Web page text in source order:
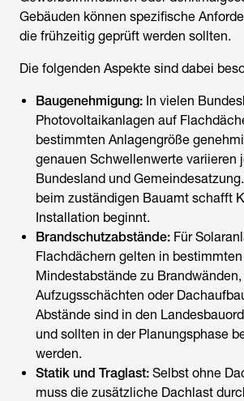
Gebäuden können spezifische
die frühzeitig geprüft werden sollten.
Die folgenden Aspekte sind dabei
Baugenehmigung: In vielen
Photovoltaikanlagen auf
bestimmten Anlagengröße
genauen Schwellenwerte variieren
Bundesland und
beim zuständigen Bauamt schafft
Installation beginnt.
Brandschutzabstände: Für
Flachdächern gelten in
Mindestabstände zu Brandwänden,
Aufzugsschächten oder
Abstände sind in den
und sollten in der Planungsphase
werden.
Statik und Traglast: Selbst ohne
muss die zusätzliche Dachlast